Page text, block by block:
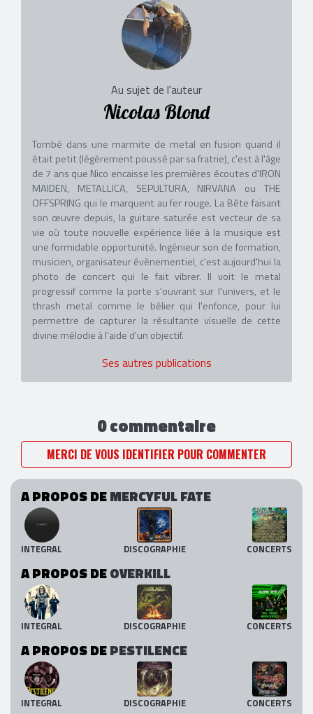
Au sujet de l'auteur
Nicolas Blond
Tombé dans une marmite de metal en fusion quand il
était petit (légèrement poussé par sa fratrie), c'est à l'âge
de 7 ans que Nico encaisse les premières écoutes d'IRON
MAIDEN, METALLICA, SEPULTURA, NIRVANA ou THE
OFFSPRING qui le marquent au fer rouge. La Bête faisant
son œuvre depuis, la guitare saturée est vecteur de sa
vie où toute nouvelle expérience liée à la musique est
une formidable opportunité. Ingénieur son de formation,
musicien, organisateur évènementiel, c'est aujourd'hui la
photo de concert qui le fait vibrer. Il voit le metal
progressif comme la porte s'ouvrant sur l'univers, et le
thrash metal comme le bélier qui l'enfonce, pour lui
permettre de capturer la résultante visuelle de cette
divine mélodie à l'aide d'un objectif.
Ses autres publications
0 commentaire
MERCI DE VOUS IDENTIFIER POUR COMMENTER
A PROPOS DEMERCYFUL FATE
INTEGRAL DISCOGRAPHIE CONCERTS
A PROPOS DEOVERKILL
INTEGRAL DISCOGRAPHIE CONCERTS
A PROPOS DEPESTILENCE
INTEGRAL DISCOGRAPHIE CONCERTS